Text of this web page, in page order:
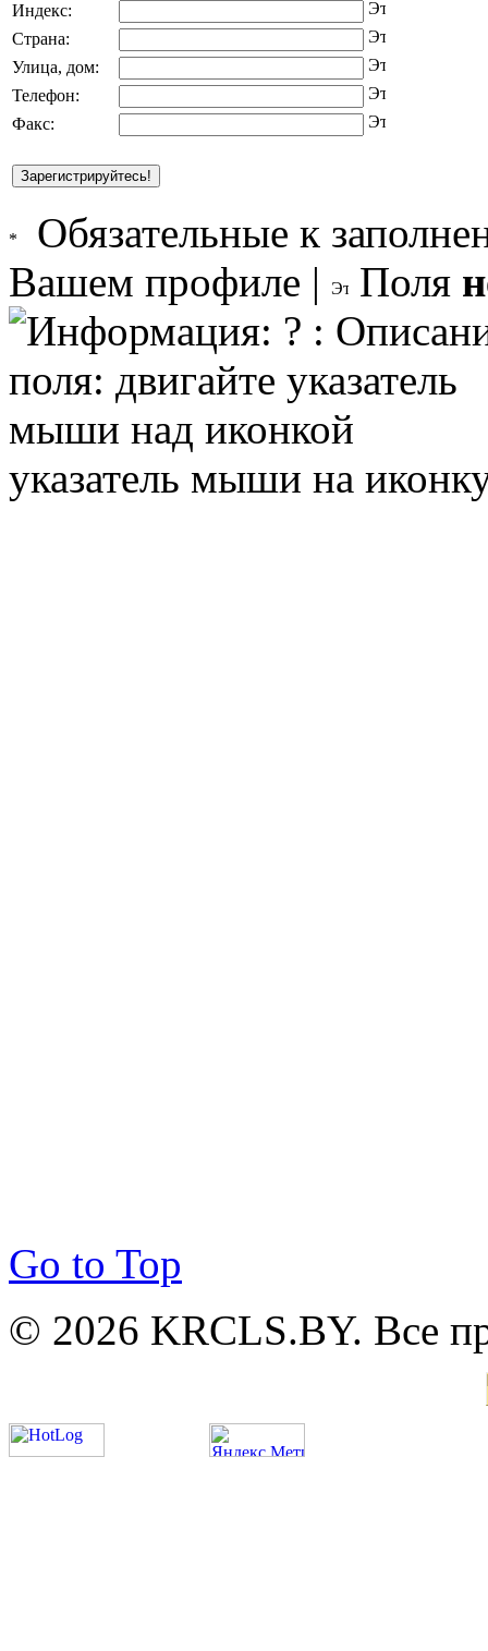
Индекс:
Страна:
Улица, дом:
Телефон:
Факс:
Обязательные к
Вашем профиле |
Поля
указатель мыши на
Go to Top
© 2026 KRCLS.BY. Все